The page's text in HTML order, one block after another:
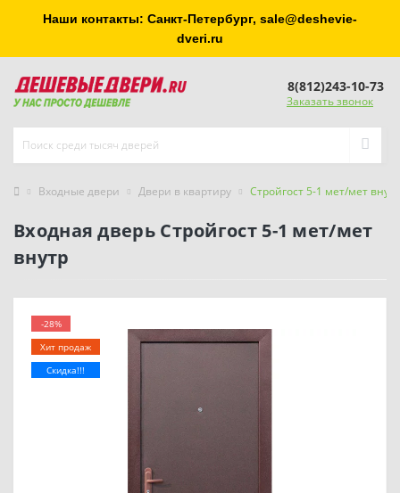
Наши контакты: Санкт-Петербург, sale@deshevie-
dveri.ru
8(812)243-10-73
Заказать звонок
Входные двери Двери в квартиру Стройгост 5-1 мет/мет внутр
Входная дверь Стройгост 5-1 мет/мет
внутр
-28%
Хит продаж
Скидка!!!